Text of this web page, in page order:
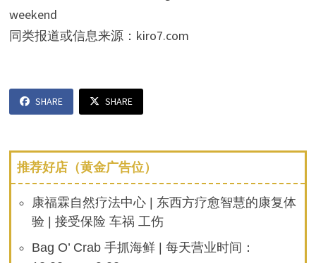
weekend
同类报道或信息来源：kiro7.com
SHARE SHARE
推荐好店（黄金广告位）
康福霖自然疗法中心 | 东西方疗愈智慧的康复体
验 | 接受保险 车祸 工伤
Bag O’ Crab 手抓海鲜 | 每天营业时间：